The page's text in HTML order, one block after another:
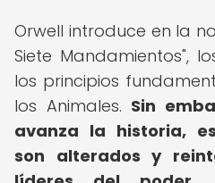
Orwell introduce en la
Siete Mandamientos",
los principios
los Animales. Sin
avanza la historia,
son alterados y